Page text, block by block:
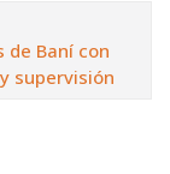
de Baní con
supervisión